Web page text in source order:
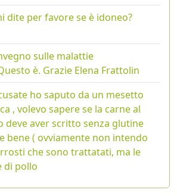
dite per favore se è idoneo?
sulle malattie
è. Grazie Elena Frattolin
ho saputo da un mesetto
, volevo sapere se la carne al
deve aver scritto senza glutine
bene ( ovviamente non intendo
che sono trattatati, ma le
di pollo